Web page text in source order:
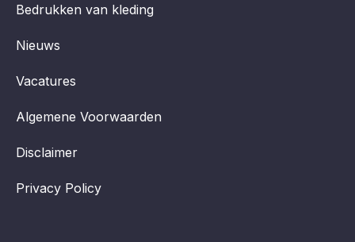
Bedrukken van kleding
Nieuws
Vacatures
Algemene Voorwaarden
Disclaimer
Privacy Policy